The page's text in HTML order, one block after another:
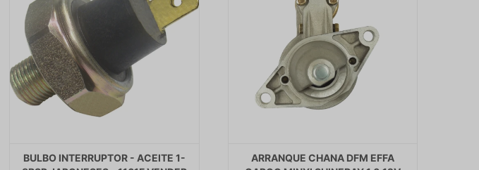
BULBO INTERRUPTOR - ACEITE 1-
ARRANQUE CHANA DFM EFFA